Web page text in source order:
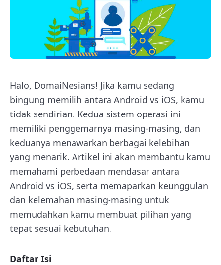
Halo, DomaiNesians! Jika kamu sedang
bingung memilih antara Android vs iOS, kamu
tidak sendirian. Kedua sistem operasi ini
memiliki penggemarnya masing-masing, dan
keduanya menawarkan berbagai kelebihan
yang menarik. Artikel ini akan membantu kamu
memahami perbedaan mendasar antara
Android vs iOS, serta memaparkan keunggulan
dan kelemahan masing-masing untuk
memudahkan kamu membuat pilihan yang
tepat sesuai kebutuhan.
Daftar Isi